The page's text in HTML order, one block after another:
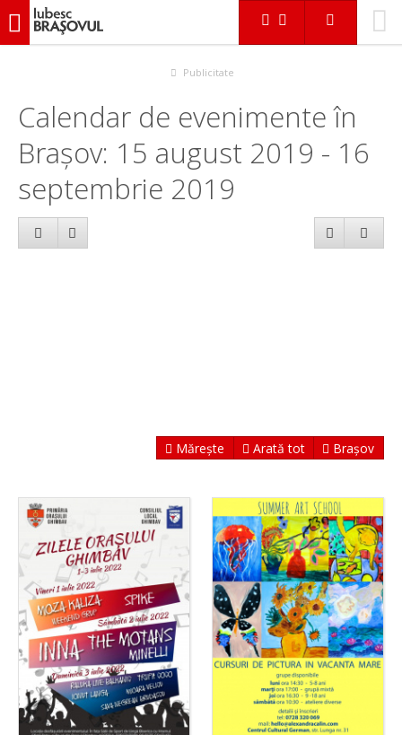
iubescbraşovul.ro
Publicitate
Calendar de evenimente în
Brașov: 15 august 2019 - 16
septembrie 2019
Mărește Arată tot Brașov